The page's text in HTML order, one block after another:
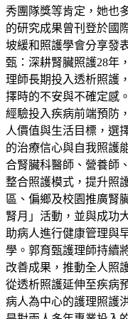
秀團隊獎等肯定，她也
的研究成果曾刊登於國
坡緩和照護學會分享發
甄：深耕腎臟照護28年
理師長期投入透析照護
擇時的不安與不確定感
經驗投入疾病前端預防
人價值與生活目標，選
的治療信心與自我照護
合腎臟科醫師、營養師
整合照護模式，提升照
區、偏鄉及校園推廣腎
腎月」活動，並與成功
助病人進行健康管理與
學。郭育甄護理師持續
改善成果，推動全人照
從透析照護延伸至疾病
病人為中心的護理照護